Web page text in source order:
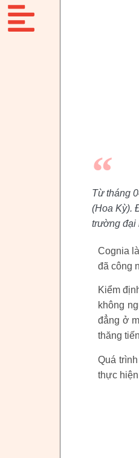
Từ tháng
(Hoa Kỳ).
trường đại
Cognia
đã công
Kiểm
không
đẳng ở
thăng
Quá
thực